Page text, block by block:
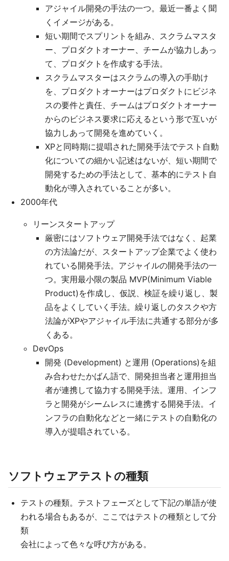
アジャイル開発の手法の一つ。最近一番よく聞
くイメージがある。
短い期間でスプリントを組み、スクラムマスタ
ー、プロダクトオーナー、チームが協力しあっ
て、プロダクトを作成する手法。
スクラムマスターはスクラムの導入の手助け
を、プロダクトオーナーはプロダクトにビジネ
スの要件と責任、チームはプロダクトオーナー
からのビジネス要求に応えるという形で互いが
協力しあって開発を進めていく。
XPと同時期に提唱された開発手法でテスト自動
化についての細かい記述はないが、短い期間で
開発するための手法として、基本的にテスト自
動化が導入されていることが多い。
2000年代
リーンスタートアップ
厳密にはソフトウェア開発手法ではなく、起業
の方法論だが、スタートアップ企業でよく使わ
れている開発手法。アジャイルの開発手法の一
つ。実用最小限の製品 MVP(Minimum Viable
Product)を作成し、仮説、検証を繰り返し、製
品をよくしていく手法。繰り返しのタスクや方
法論がXPやアジャイル手法に共通する部分が多
くある。
DevOps
開発 (Development) と運用 (Operations)を組
み合わせたかばん語で、開発担当者と運用担当
者が連携して協力する開発手法。運用、インフ
ラと開発がシームレスに連携する開発手法。イ
ンフラの自動化などと一緒にテストの自動化の
導入が提唱されている。
ソフトウェアテストの種類
テストの種類。テストフェーズとして下記の単語が使
われる場合もあるが、ここではテストの種類として分
類
会社によって色々な呼び方がある。